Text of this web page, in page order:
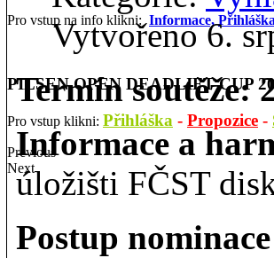
Pro vstup na info klikni: Informace, Přihláška
PILSEN OPEN DEADLIFT CUP
Pro vstup klikni: Přihláška - Propozice -
Previous
Next
Vytvořeno 6.
Termín soutěže:
Informace a
úložišti FČST
Postup nominace